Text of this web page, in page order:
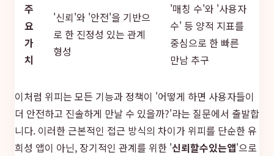
주
요
가
치
'신뢰'와 '안전'을 기반으
로 한 진정성 있는 관계
형성
'매칭 수'와 '사용자
수' 등 양적 지표를
중심으로 한 빠른
만남 추구
이처럼 위피는 모든 기능과 정책이 '어떻게 하면 사용자들이
더 안전하고 진솔하게 만날 수 있을까?'라는 질문에서 출발합
니다. 이러한 근본적인 접근 방식의 차이가 위피를 단순한 유
희성 앱이 아닌, 장기적인 관계를 위한 '신뢰할수있는앱'으로